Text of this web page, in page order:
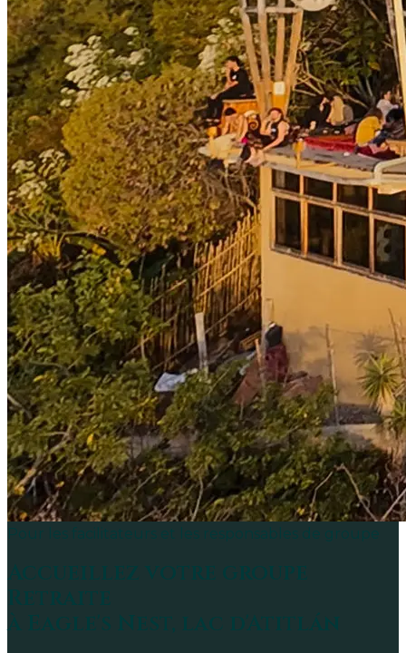
Pour les facilitateurs et les responsables de groupe
Accueillez votre groupe
Retraite
à Eagle's Nest, lac d'Atitlán